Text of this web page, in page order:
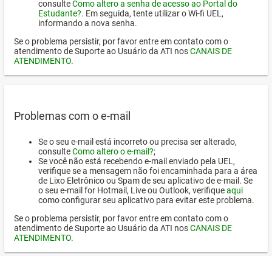
consulteComo altero a senha de acesso ao Portal do
Estudante?. Em seguida, tente utilizar o Wi-fi UEL,
informando a nova senha.
Se o problema persistir, por favor entre em contato com o
atendimento de Suporte ao Usuário da ATI nosCANAIS DE
ATENDIMENTO.
Problemas com o e-mail
Se o seu e-mail está incorreto ou precisa ser alterado,
consulteComo altero o e-mail?;
Se você não está recebendo e-mail enviado pela UEL,
verifique se a mensagem não foi encaminhada para a área
de Lixo Eletrônico ou Spam de seu aplicativo de e-mail. Se
o seu e-mail for Hotmail, Live ou Outlook, verifiqueaqui
como configurar seu aplicativo para evitar este problema.
Se o problema persistir, por favor entre em contato com o
atendimento de Suporte ao Usuário da ATI nosCANAIS DE
ATENDIMENTO.